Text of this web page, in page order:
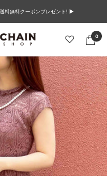
料無料クーポンプレゼント! ▶︎
0